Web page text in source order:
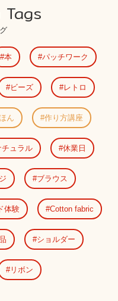
本 パッチワーク
ビーズ レトロ
ん 作り方講座
チュラル 休業日
ブラウス
体験 Cotton fabric
ショルダー
リボン